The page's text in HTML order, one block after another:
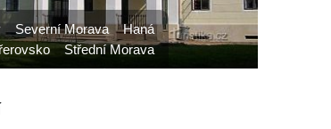
Severní Morava
Haná
Střední Morava